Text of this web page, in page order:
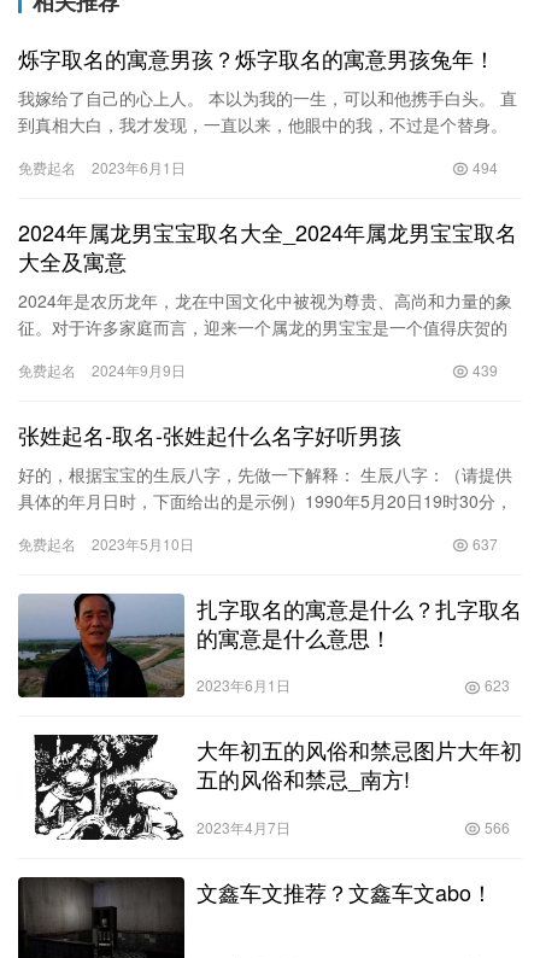
烁字取名的寓意男孩？烁字取名的寓意男孩兔年！
我嫁给了自己的心上人。 本以为我的一生，可以和他携手白头。 直
到真相大白，我才发现，一直以来，他眼中的我，不过是个替身。
免费起名 2023年6月1日 494
2024年属龙男宝宝取名大全_2024年属龙男宝宝取名
大全及寓意
2024年是农历龙年，龙在中国文化中被视为尊贵、高尚和力量的象
征。对于许多家庭而言，迎来一个属龙的男宝宝是一个值得庆贺的
合…
免费起名 2024年9月9日 439
张姓起名-取名-张姓起什么名字好听男孩
好的，根据宝宝的生辰八字，先做一下解释： 生辰八字：（请提供
具体的年月日时，下面给出的是示例）1990年5月20日19时30分，
免费起名 2023年5月10日 637
扎字取名的寓意是什么？扎字取名
的寓意是什么意思！
2023年6月1日 623
大年初五的风俗和禁忌图片大年初
五的风俗和禁忌_南方!
2023年4月7日 566
文鑫车文推荐？文鑫车文abo！